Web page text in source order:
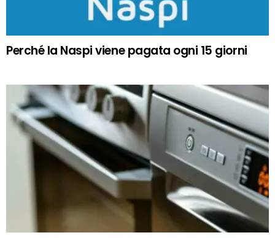
Perché la Naspi viene pagata ogni 15 giorni